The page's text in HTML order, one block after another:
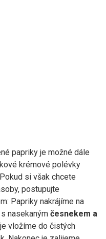
papriky je možné dále
krémové polévky
si však chcete
postupujte
Papriky nakrájíme na
nasekaným česnekem a
je vložíme do čistých